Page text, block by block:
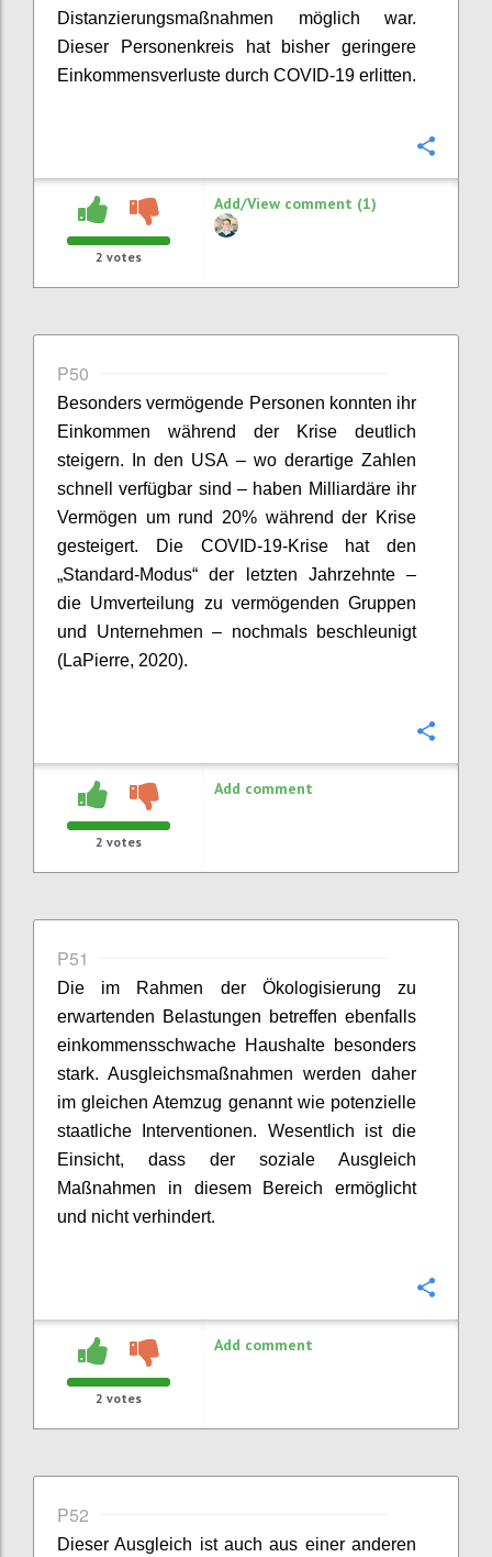
Distanzierungsmaßnahmen möglich war.
Dieser Personenkreis hat bisher geringere
Einkommensverluste durch COVID-19 erlitten.
2 votes
Add/View comment (1)
P50
Besonders vermögende Personen konnten ihr
Einkommen während der Krise deutlich
steigern. In den USA – wo derartige Zahlen
schnell verfügbar sind – haben Milliardäre ihr
Vermögen um rund 20% während der Krise
gesteigert. Die COVID-19-Krise hat den
„Standard-Modus“ der letzten Jahrzehnte –
die Umverteilung zu vermögenden Gruppen
und Unternehmen – nochmals beschleunigt
(LaPierre, 2020).
2 votes
Add comment
P51
Die im Rahmen der Ökologisierung zu
erwartenden Belastungen betreffen ebenfalls
einkommensschwache Haushalte besonders
stark. Ausgleichsmaßnahmen werden daher
im gleichen Atemzug genannt wie potenzielle
staatliche Interventionen. Wesentlich ist die
Einsicht, dass der soziale Ausgleich
Maßnahmen in diesem Bereich ermöglicht
und nicht verhindert.
2 votes
Add comment
P52
Dieser Ausgleich ist auch aus einer anderen